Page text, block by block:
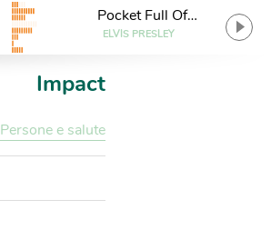
Pocket Full Of
Rainbows
ELVIS PRESLEY
Impact
Persone e salute